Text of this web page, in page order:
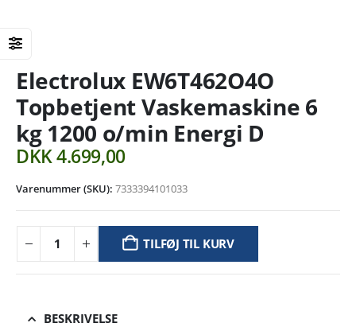
Electrolux EW6T462O4O
Topbetjent Vaskemaskine 6
kg 1200 o/min Energi D
DKK4.699,00
Varenummer (SKU): 7333394101033
TILFØJ TIL KURV
BESKRIVELSE